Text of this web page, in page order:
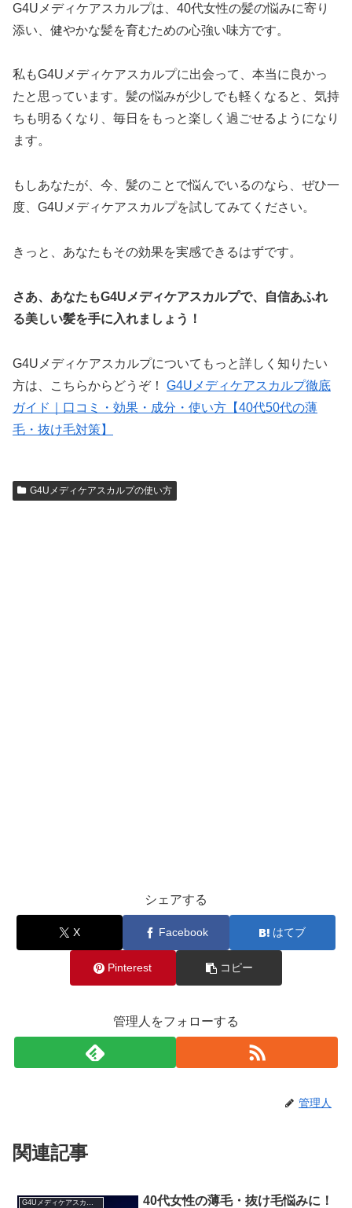
G4Uメディケアスカルプは、40代女性の髪の悩みに寄り
添い、健やかな髪を育むための心強い味方です。
私もG4Uメディケアスカルプに出会って、本当に良かっ
たと思っています。髪の悩みが少しでも軽くなると、気持
ちも明るくなり、毎日をもっと楽しく過ごせるようになり
ます。
もしあなたが、今、髪のことで悩んでいるのなら、ぜひ一
度、G4Uメディケアスカルプを試してみてください。
きっと、あなたもその効果を実感できるはずです。
さあ、あなたもG4Uメディケアスカルプで、自信あふれ
る美しい髪を手に入れましょう！
G4Uメディケアスカルプについてもっと詳しく知りたい
方は、こちらからどうぞ！ G4Uメディケアスカルプ徹底
ガイド｜口コミ・効果・成分・使い方【40代50代の薄
毛・抜け毛対策】
G4Uメディケアスカルプの使い方
シェアする
X Facebook はてブ
Pinterest コピー
管理人をフォローする
管理人
関連記事
G4Uメディケアスカルプの使い方
40代女性の薄毛・抜け毛悩みに！